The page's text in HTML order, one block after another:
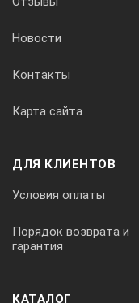
Новости
Контакты
Карта сайта
ДЛЯ КЛИЕНТОВ
Условия оплаты
Порядок возврата и
гарантия
КАТАЛОГ